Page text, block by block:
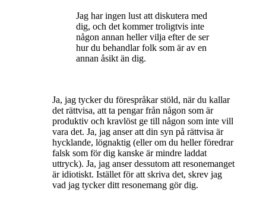
Jag har ingen lust att diskutera med
dig, och det kommer troligtvis inte
någon annan heller vilja efter de ser
hur du behandlar folk som är av en
annan åsikt än dig.
Ja, jag tycker du förespråkar stöld, när du kallar
det rättvisa, att ta pengar från någon som är
produktiv och kravlöst ge till någon som inte vill
vara det. Ja, jag anser att din syn på rättvisa är
hycklande, lögnaktig (eller om du heller föredrar
falsk som för dig kanske är mindre laddat
uttryck). Ja, jag anser dessutom att resonemanget
är idiotiskt. Istället för att skriva det, skrev jag
vad jag tycker ditt resonemang gör dig.